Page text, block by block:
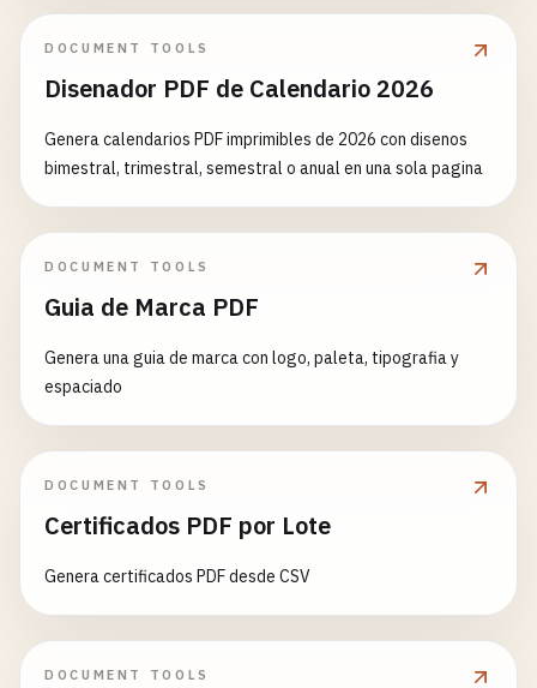
DOCUMENT TOOLS
Disenador PDF de Calendario 2026
Genera calendarios PDF imprimibles de 2026 con disenos
bimestral, trimestral, semestral o anual en una sola pagina
DOCUMENT TOOLS
Guia de Marca PDF
Genera una guia de marca con logo, paleta, tipografia y
espaciado
DOCUMENT TOOLS
Certificados PDF por Lote
Genera certificados PDF desde CSV
DOCUMENT TOOLS